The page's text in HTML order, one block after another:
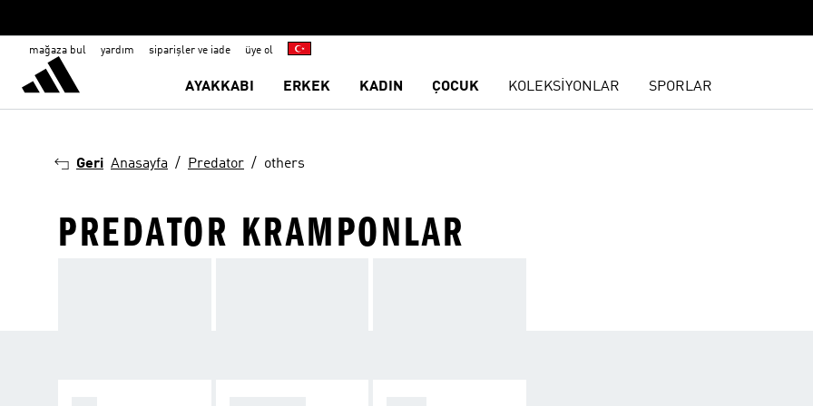
mağaza bul yardım siparişler ve iade üye ol
AYAKKABI ERKEK KADIN ÇOCUK KOLEKSİYONLAR SPORLAR
Geri Anasayfa Predator others
PREDATOR KRAMPONLAR